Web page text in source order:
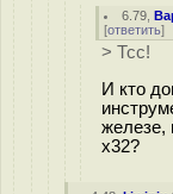
6.79 ,
[ответить]
> Тсс!
И кто
железе,
x32?